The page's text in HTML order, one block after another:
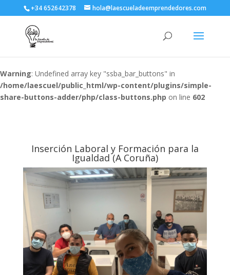
+34 652642378 hola@laescueladeemprendedores.com
Warning: Undefined array key "ssba_bar_buttons" in
/home/laescuel/public_html/wp-content/plugins/simple-
share-buttons-adder/php/class-buttons.php on line 602
Inserción Laboral y Formación para la
Igualdad (A Coruña)